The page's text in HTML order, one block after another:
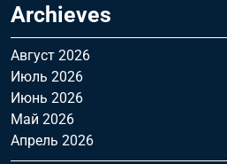
Archieves
Август 2026
Июль 2026
Июнь 2026
Май 2026
Апрель 2026